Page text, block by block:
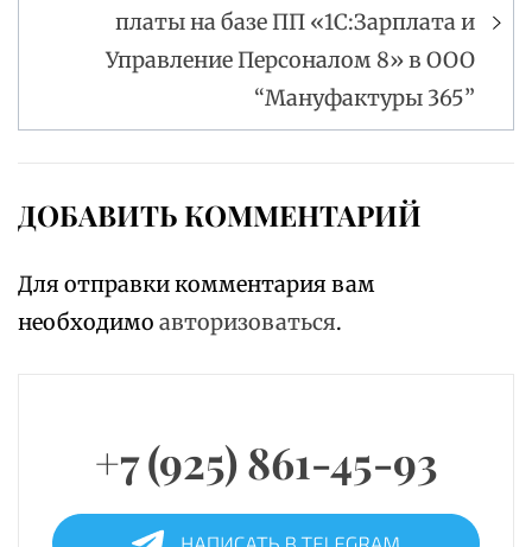
платы на базе ПП «1С:Зарплата и
Управление Персоналом 8» в ООО
“Мануфактуры 365”
ДОБАВИТЬ КОММЕНТАРИЙ
Для отправки комментария вам
необходимо авторизоваться.
+7 (925) 861-45-93